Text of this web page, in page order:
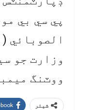
پي سي بي
الصوبائي
وزارت جو
ووٽنگ
شیئر